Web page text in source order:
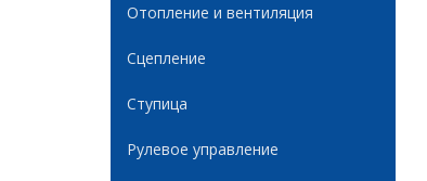
Отопление и вентиляция
Сцепление
Ступица
Рулевое управление